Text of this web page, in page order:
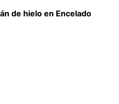
de hielo en Encelado